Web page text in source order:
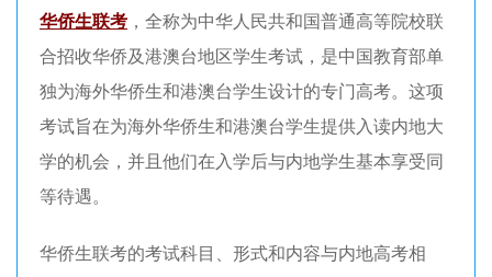
华侨生联考 ，全称为中华人民共和国普通高等院校联
合招收华侨及港澳台地区学生考试，是中国教育部单
独为海外华侨生和港澳台学生设计的专门高考。这项
考试旨在为海外华侨生和港澳台学生提供入读内地大
学的机会，并且他们在入学后与内地学生基本享受同
等待遇。
华侨生联考的考试科目、形式和内容与内地高考相